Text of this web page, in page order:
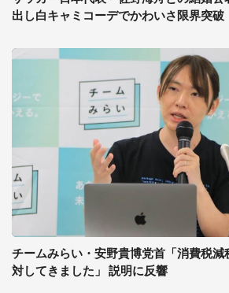
出し白キャミコーデでかわいさ限界突破
チームみらい・安野貴博党首「消費税減
対してきました」 説明に反響